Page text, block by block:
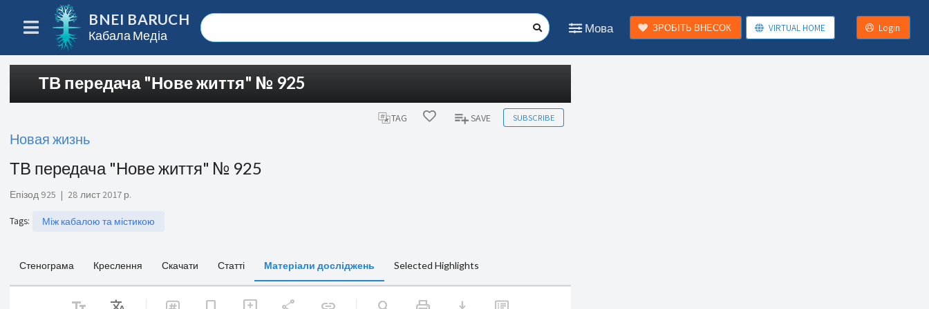
BNEI BARUCH
Кабала Медіа
Мова ЗРОБІТЬ ВНЕСОК VIRTUAL HOME Login
ТВ передача "Нове життя" № 925
TAG SAVE SUBSCRIBE
Новая жизнь
ТВ передача "Нове життя" № 925
Епізод 925 | 28 лист 2017 р.
Tags: Між кабалою та містикою
Стенограма Креслення Скачати Статті Матеріали досліджень Selected Highlights